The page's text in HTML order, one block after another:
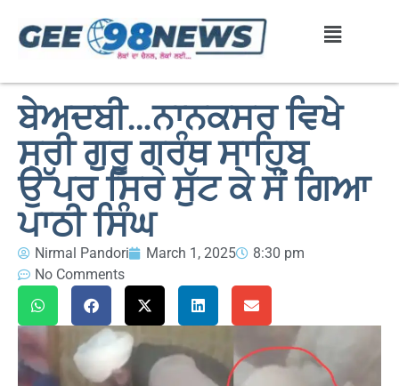
ਬੇਅਦਬੀ…ਨਾਨਕਸਰ ਵਿਖੇ
ਸ੍ਰੀ ਗੁਰੂ ਗ੍ਰੰਥ ਸਾਹਿਬ
ਉੱਪਰ ਸਿਰ ਸੁੱਟ ਕੇ ਸੌਂ ਗਿਆ
ਪਾਠੀ ਸਿੰਘ
Nirmal Pandori March 1, 2025
8:30 pm
No Comments